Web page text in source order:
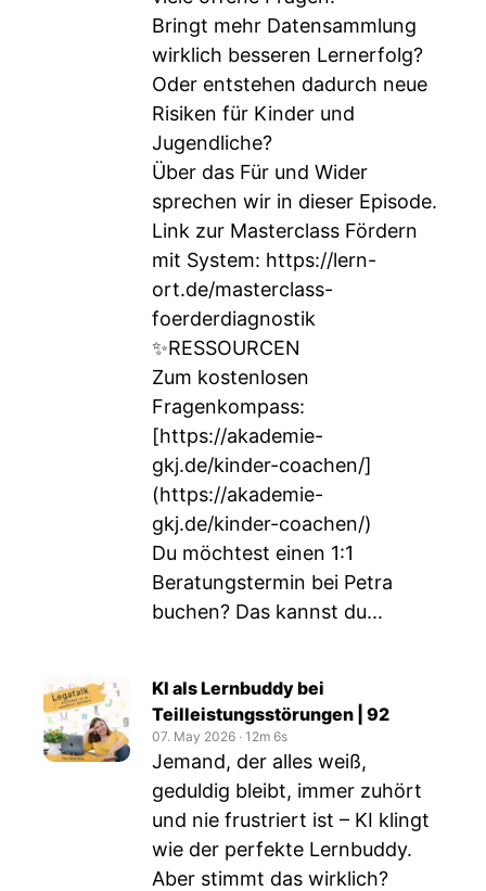
Bringt mehr Datensammlung
wirklich besseren Lernerfolg?
Oder entstehen dadurch neue
Risiken für Kinder und
Jugendliche?
Über das Für und Wider
sprechen wir in dieser Episode.
Link zur Masterclass Fördern
mit System: https://lern-
ort.de/masterclass-
foerderdiagnostik
✨RESSOURCEN
Zum kostenlosen
Fragenkompass:
[https://akademie-
gkj.de/kinder-coachen/]
(https://akademie-
gkj.de/kinder-coachen/)
Du möchtest einen 1:1
Beratungstermin bei Petra
buchen? Das kannst du...
KI als Lernbuddy bei
Teilleistungsstörungen | 92
07. May 2026 ‧ 12m 6s
Jemand, der alles weiß,
geduldig bleibt, immer zuhört
und nie frustriert ist – KI klingt
wie der perfekte Lernbuddy.
Aber stimmt das wirklich?